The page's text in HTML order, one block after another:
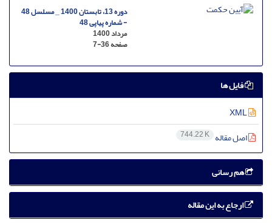
دوره 13، تابستان 1400 _ مسلسل 48
- شماره پیاپی 48
مرداد 1400
صفحه7-36
فایل ها
اصل مقاله 744.22 K
هم رسانی
ارجاع به این مقاله